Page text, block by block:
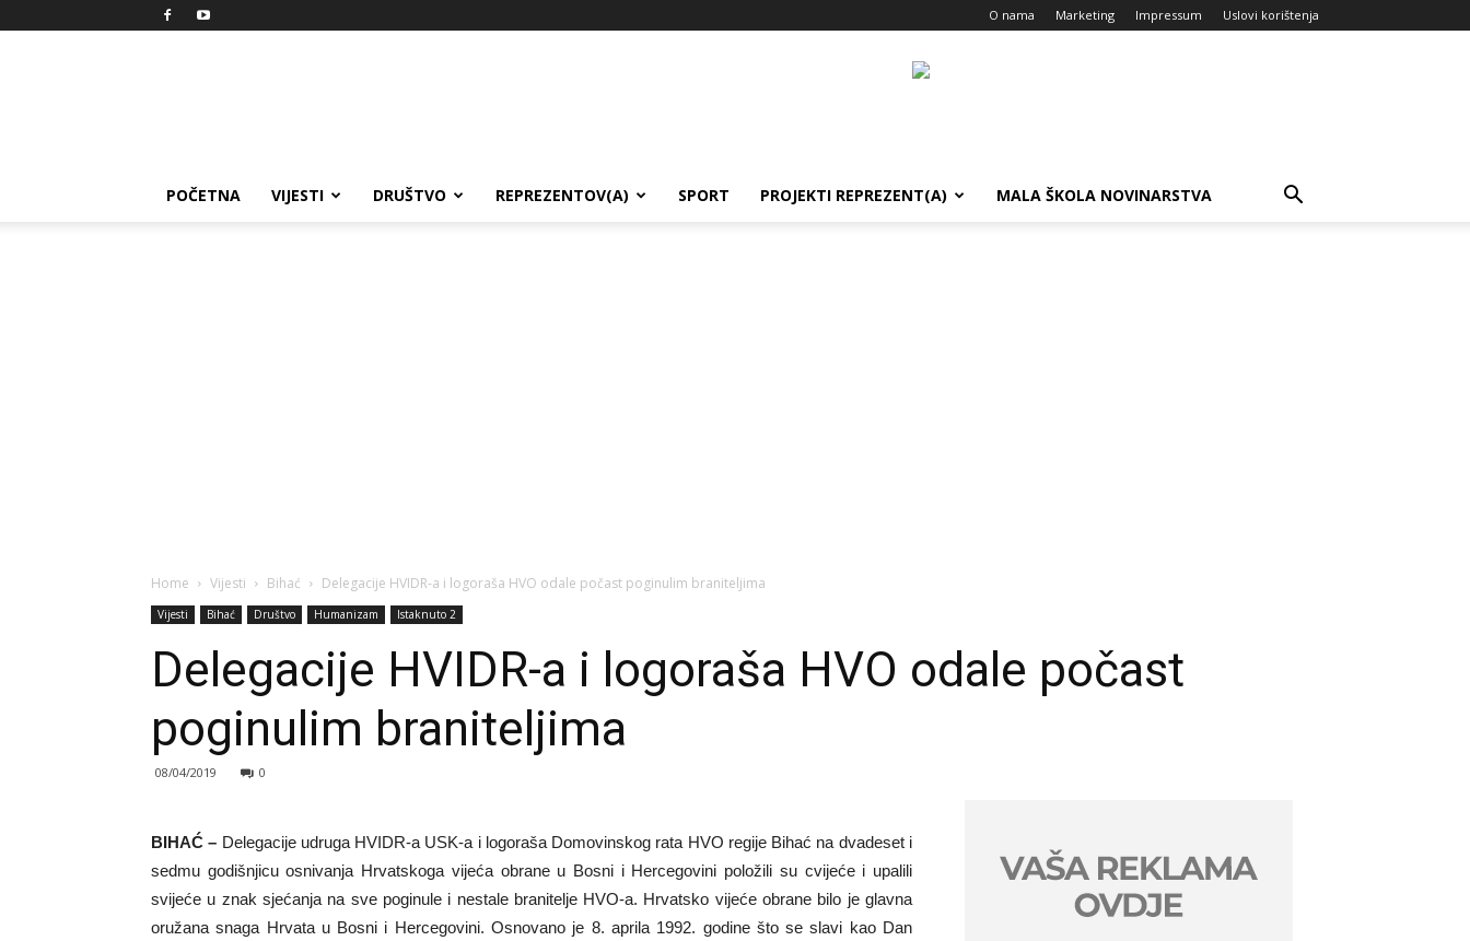
O nama Marketing Impressum Uslovi korištenja
POČETNA VIJESTI DRUŠTVO REPREZENTOV(A) SPORT PROJEKTI REPREZENT(A) MALA ŠKOLA NOVINARSTVA
Home Vijesti Bihać Delegacije HVIDR-a i logoraša HVO odale počast poginulim braniteljima
Vijesti Bihać Društvo Humanizam Istaknuto 2
Delegacije HVIDR-a i logoraša HVO odale počast
poginulim braniteljima
08/04/2019 0
BIHAĆ – Delegacije udruga HVIDR-a USK-a i logoraša Domovinskog rata HVO regije Bihać na dvadeset i
sedmu godišnjicu osnivanja Hrvatskoga vijeća obrane u Bosni i Hercegovini položili su cvijeće i upalili
svijeće u znak sjećanja na sve poginule i nestale branitelje HVO-a. Hrvatsko vijeće obrane bilo je glavna
oružana snaga Hrvata u Bosni i Hercegovini. Osnovano je 8. aprila 1992. godine što se slavi kao Dan